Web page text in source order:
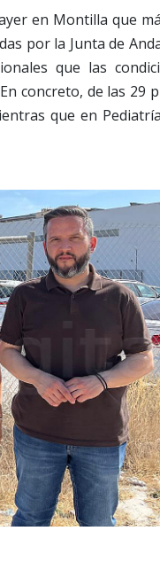
en Montilla que
por la Junta de
que las
concreto, de las 29
que en